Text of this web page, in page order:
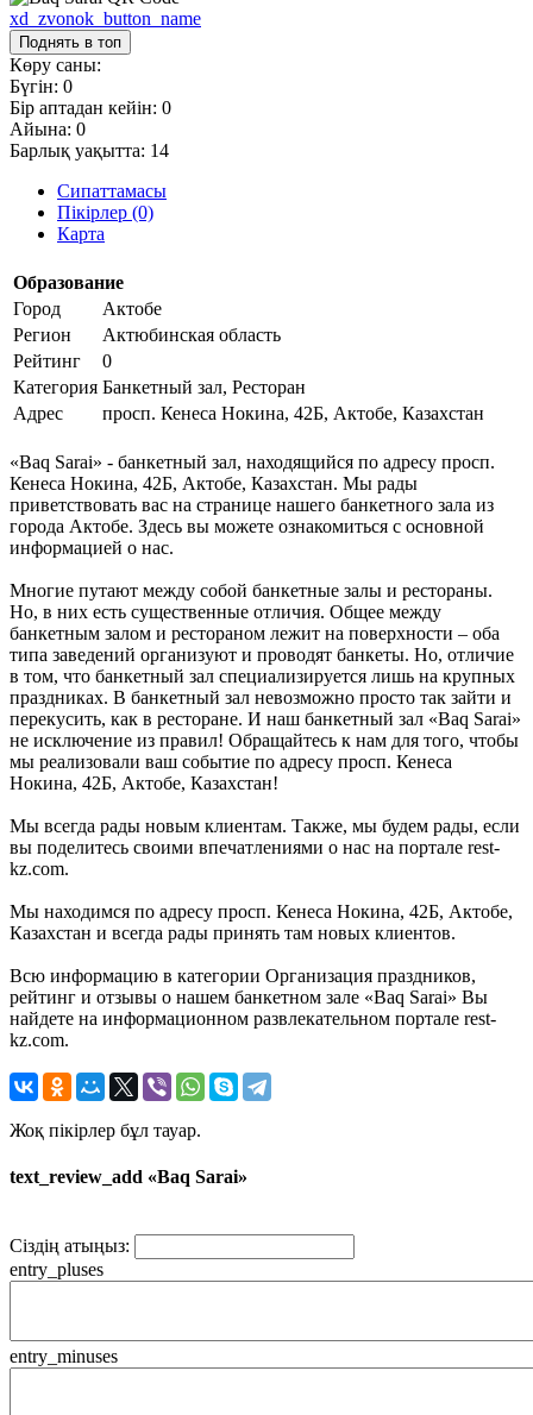
xd_zvonok_button_name
Поднять в топ
Көру саны:
Бүгін: 0
Бір аптадан кейін: 0
Айына: 0
Барлық уақытта: 14
Сипаттамасы
Пікірлер (0)
Карта
Образование
Город
Актобе
Регион
Актюбинская область
Рейтинг
0
Категория Банкетный зал, Ресторан
Адрес
просп. Кенеса Нокина, 42Б, Актобе, Казахстан
«Baq Sarai» - банкетный зал, находящийся по адресу просп.
Кенеса Нокина, 42Б, Актобе, Казахстан. Мы рады
приветствовать вас на странице нашего банкетного зала из
города Актобе. Здесь вы можете ознакомиться с основной
информацией о нас.
Многие путают между собой банкетные залы и рестораны.
Но, в них есть существенные отличия. Общее между
банкетным залом и рестораном лежит на поверхности – оба
типа заведений организуют и проводят банкеты. Но, отличие
в том, что банкетный зал специализируется лишь на крупных
праздниках. В банкетный зал невозможно просто так зайти и
перекусить, как в ресторане. И наш банкетный зал «Baq Sarai»
не исключение из правил! Обращайтесь к нам для того, чтобы
мы реализовали ваш событие по адресу просп. Кенеса
Нокина, 42Б, Актобе, Казахстан!
Мы всегда рады новым клиентам. Также, мы будем рады, если
вы поделитесь своими впечатлениями о нас на портале rest-
kz.com.
Мы находимся по адресу просп. Кенеса Нокина, 42Б, Актобе,
Казахстан и всегда рады принять там новых клиентов.
Всю информацию в категории Организация праздников,
рейтинг и отзывы о нашем банкетном зале «Baq Sarai» Вы
найдете на информационном развлекательном портале rest-
kz.com.
Жоқ пікірлер бұл тауар.
text_review_add «Baq Sarai»
Сіздің атыңыз:
entry_pluses
entry_minuses